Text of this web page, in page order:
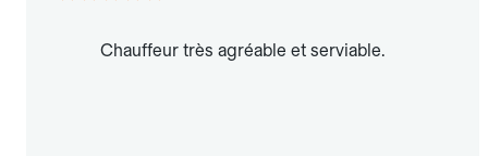
Chauffeur très agréable et serviable.